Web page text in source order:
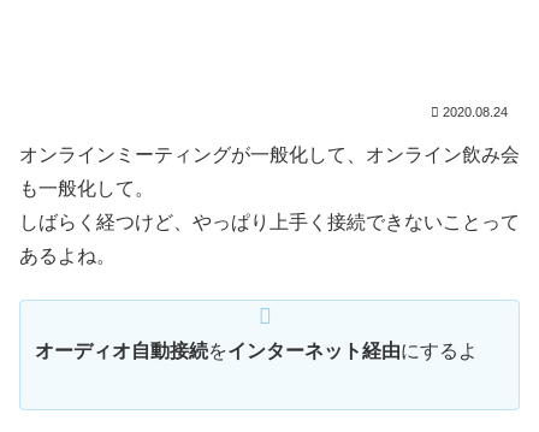
2020.08.24
オンラインミーティングが一般化して、オンライン飲み会
も一般化して。
しばらく経つけど、やっぱり上手く接続できないことって
あるよね。
オーディオ自動接続をインターネット経由にするよ